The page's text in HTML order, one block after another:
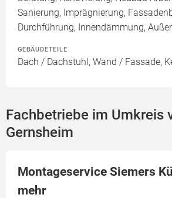
Sanierung, Imprägnierung,
Durchführung, Innendämmung,
GEBÄUDETEILE
Dach / Dachstuhl, Wand / Fassade,
Fachbetriebe im Umkreis
Gernsheim
Montageservice Siemers
mehr